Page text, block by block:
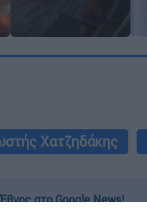
Χατζηδάκης
στο Google News!